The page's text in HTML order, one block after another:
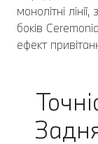
монолітні
боків
ефект